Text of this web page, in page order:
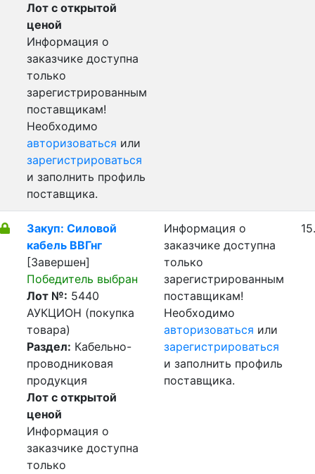
Лот с открытой
ценой
Информация о
заказчике доступна
только
зарегистрированным
поставщикам!
Необходимо
авторизоваться или
зарегистрироваться
и заполнить профиль
поставщика.
Закуп: Силовой
кабель ВВГнг
[Завершен]
Победитель выбран
Лот №: 5440
АУКЦИОН (покупка
товара)
Раздел: Кабельно-
проводниковая
продукция
Лот с открытой
ценой
Информация о
заказчике доступна
только
Информация о
заказчике доступна
только
зарегистрированным
поставщикам!
Необходимо
авторизоваться или
зарегистрироваться
и заполнить профиль
поставщика.